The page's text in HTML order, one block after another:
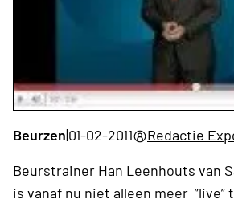
Beurzen|01-02-2011 Redactie
Beurstrainer Han Leenhouts van
is vanaf nu niet alleen meer ”live”